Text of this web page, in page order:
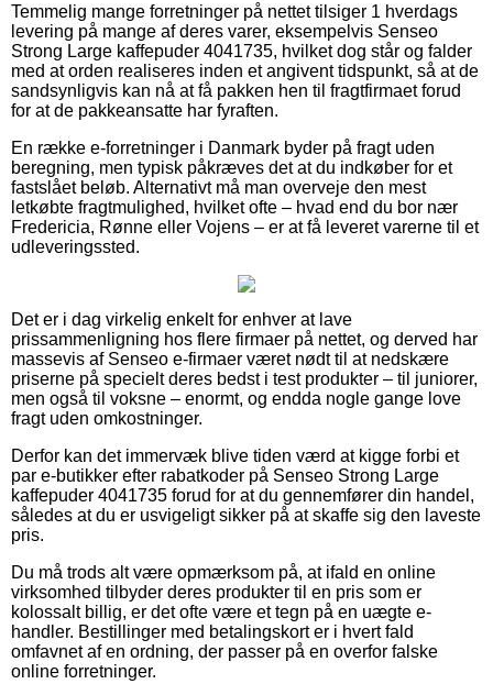
Temmelig mange forretninger på nettet tilsiger 1 hverdags
levering på mange af deres varer, eksempelvis Senseo
Strong Large kaffepuder 4041735, hvilket dog står og falder
med at orden realiseres inden et angivent tidspunkt, så at de
sandsynligvis kan nå at få pakken hen til fragtfirmaet forud
for at de pakkeansatte har fyraften.
En række e-forretninger i Danmark byder på fragt uden
beregning, men typisk påkræves det at du indkøber for et
fastslået beløb. Alternativt må man overveje den mest
letkøbte fragtmulighed, hvilket ofte – hvad end du bor nær
Fredericia, Rønne eller Vojens – er at få leveret varerne til et
udleveringssted.
Det er i dag virkelig enkelt for enhver at lave
prissammenligning hos flere firmaer på nettet, og derved har
massevis af Senseo e-firmaer været nødt til at nedskære
priserne på specielt deres bedst i test produkter – til juniorer,
men også til voksne – enormt, og endda nogle gange love
fragt uden omkostninger.
Derfor kan det immervæk blive tiden værd at kigge forbi et
par e-butikker efter rabatkoder på Senseo Strong Large
kaffepuder 4041735 forud for at du gennemfører din handel,
således at du er usvigeligt sikker på at skaffe sig den laveste
pris.
Du må trods alt være opmærksom på, at ifald en online
virksomhed tilbyder deres produkter til en pris som er
kolossalt billig, er det ofte være et tegn på en uægte e-
handler. Bestillinger med betalingskort er i hvert fald
omfavnet af en ordning, der passer på en overfor falske
online forretninger.